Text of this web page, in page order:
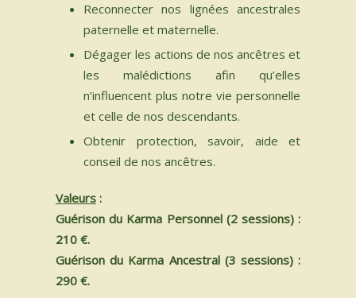
Reconnecter nos lignées ancestrales
paternelle et maternelle.
Dégager les actions de nos ancêtres et
les malédictions afin qu’elles
n’influencent plus notre vie personnelle
et celle de nos descendants.
Obtenir protection, savoir, aide et
conseil de nos ancêtres.
Valeurs :
Guérison du Karma Personnel (2 sessions) :
210 €.
Guérison du Karma Ancestral (3 sessions) :
290 €.